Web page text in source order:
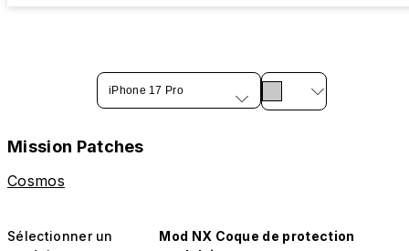
iPhone 17 Pro
Mission Patches
Cosmos
Sélectionner un
Mod NX Coque de protection